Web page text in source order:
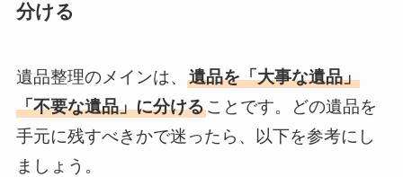
分ける
遺品整理のメインは、 遺品を「大事な遺品」
「不要な遺品」に分けることです。どの遺品を
手元に残すべきかで迷ったら、以下を参考にし
ましょう。